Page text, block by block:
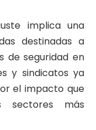
implica una
destinadas a
de seguridad en
y sindicatos ya
el impacto que
más